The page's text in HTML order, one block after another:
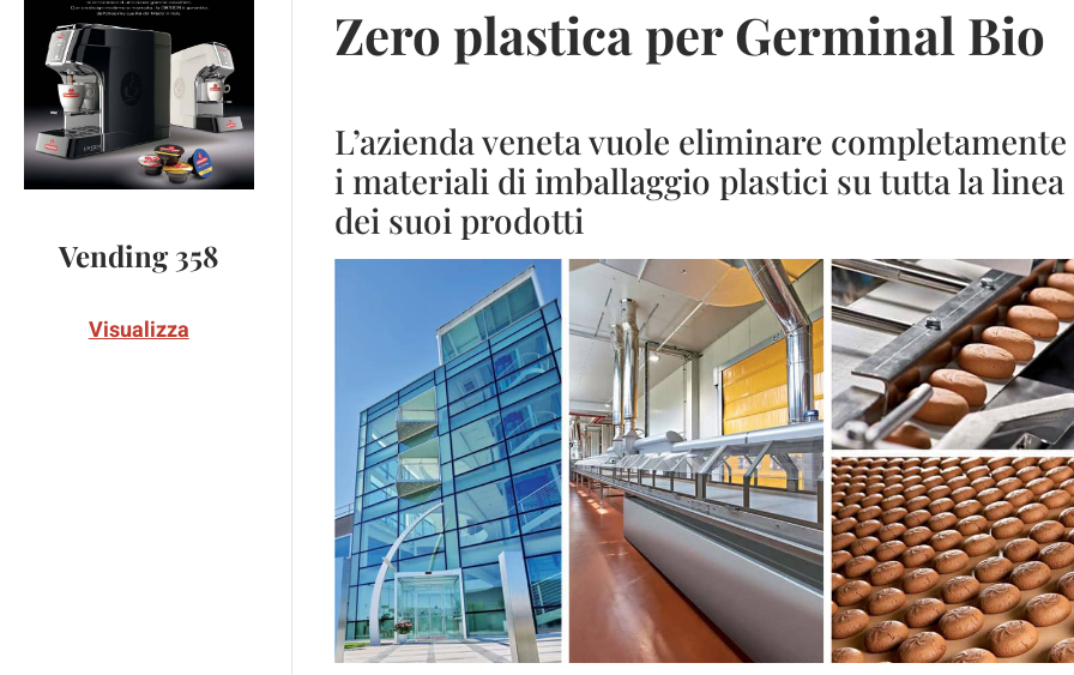
Vending 358
Visualizza
Zero plastica per Germinal Bio
L’azienda veneta vuole eliminare completamente
i materiali di imballaggio plastici su tutta la linea
dei suoi prodotti